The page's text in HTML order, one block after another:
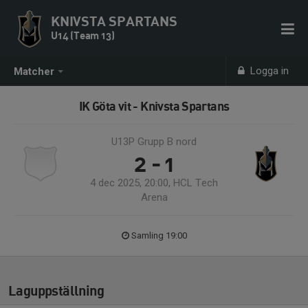
Matcher Logga in
KNIVSTA SPARTANS
U14 (Team 13)
IK Göta vit - Knivsta Spartans
U13P Grupp B nord
2 - 1
4 dec 2025, 20:00, HCL Tech
Arena
Samling 19:00
Laguppställning